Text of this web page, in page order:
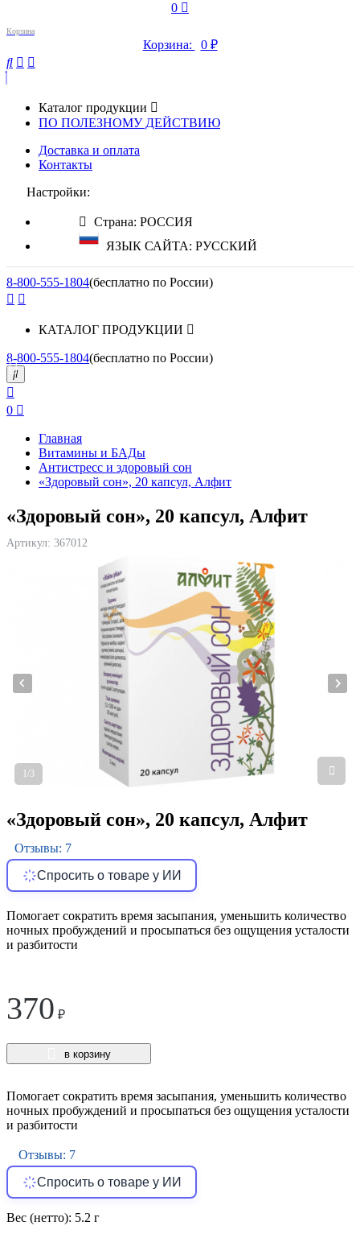
0
Корзина
Корзина: 0 ₽
Каталог продукции
ПО ПОЛЕЗНОМУ ДЕЙСТВИЮ
Доставка и оплата
Контакты
Настройки:
Страна: РОССИЯ
ЯЗЫК САЙТА: РУССКИЙ
8-800-555-1804(бесплатно по России)
КАТАЛОГ ПРОДУКЦИИ
8-800-555-1804(бесплатно по России)
0
Главная
Витамины и БАДы
Антистресс и здоровый сон
«Здоровый сон», 20 капсул, Алфит
«Здоровый сон», 20 капсул, Алфит
Артикул: 367012
1/3
«Здоровый сон», 20 капсул, Алфит
Отзывы: 7
Спросить о товаре у ИИ
Помогает сократить время засыпания, уменьшить количество
ночных пробуждений и просыпаться без ощущения усталости
и разбитости
370 ₽
в корзину
Помогает сократить время засыпания, уменьшить количество
ночных пробуждений и просыпаться без ощущения усталости
и разбитости
Отзывы: 7
Спросить о товаре у ИИ
Вес (нетто): 5.2 г